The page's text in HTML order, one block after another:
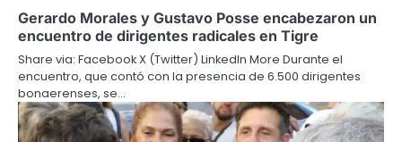
Gerardo Morales y Gustavo Posse encabezaron un
encuentro de dirigentes radicales en Tigre
Share via: Facebook X (Twitter) LinkedIn More Durante el
encuentro, que contó con la presencia de 6.500 dirigentes
bonaerenses, se…